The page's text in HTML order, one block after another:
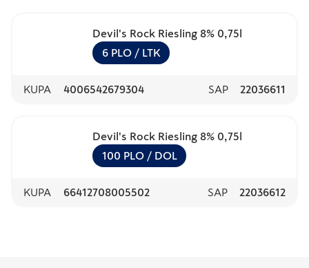
Devil's Rock Riesling 8% 0,75l
6 PLO / LTK
KUPA 4006542679304 SAP 22036611
Devil's Rock Riesling 8% 0,75l
100 PLO / DOL
KUPA 66412708005502 SAP 22036612